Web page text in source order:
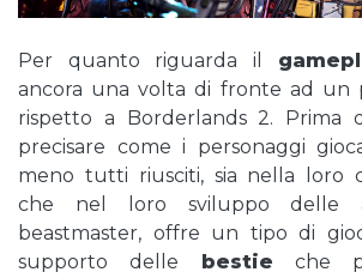
Per quanto riguarda il
ancora una volta di fronte ad un
rispetto a Borderlands 2.
precisare come i personaggi
meno tutti riusciti, sia nella loro
che nel loro sviluppo delle
beastmaster, offre un tipo di
supporto delle bestie che